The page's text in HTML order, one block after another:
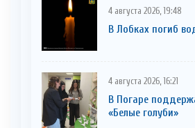
4 августа 2026, 19:48
В Лобках погиб
4 августа 2026, 16:21
В Погаре
«Белые голуби»